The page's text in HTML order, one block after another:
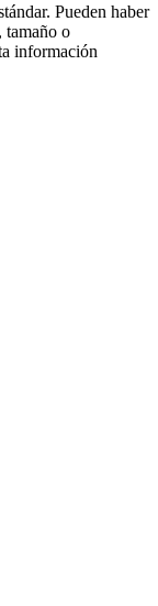
Pueden haber
tamaño o
información